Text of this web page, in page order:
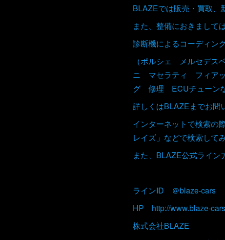
BLAZEでは販売・買取、
また、整備におきまして
診断機によるコーディン
（ポルシェ メルセデ
ニ マセラティ フィア
グ 修理 ECUチューンな
詳しくはBLAZEまでお問
インターネットで検索
レイズ」などで検索して
また、BLAZE公式ライン
ラインID ＠blaze-cars
HP http://www.blaze-
株式会社BLAZE